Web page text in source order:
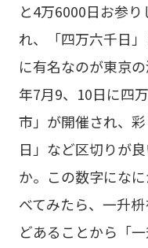
と4万6000日お参
れ、「四万六千日
に有名なのが東京
年7月9、10日に四
市」が開催され、
日」など区切りが
か。この数字にな
べてみたら、一升
どあることから「